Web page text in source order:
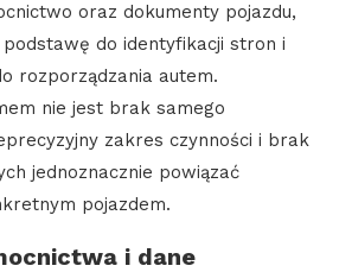
oraz dokumenty pojazdu,
do identyfikacji stron i
rozporządzania autem.
nie jest brak samego
zakres czynności i brak
jednoznacznie powiązać
pojazdem.
i dane